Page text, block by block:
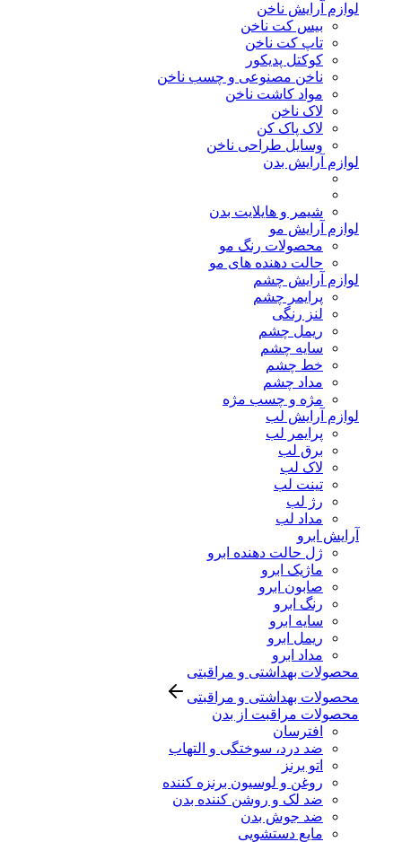
لوازم آرایش ناخن
بیس کت ناخن
تاپ کت ناخن
کوکتل پدیکور
ناخن مصنوعی و چسب ناخن
مواد کاشت ناخن
لاک ناخن
لاک پاک کن
وسایل طراحی ناخن
لوازم آرایش بدن
شیمر و هایلایت بدن
لوازم آرایش مو
محصولات رنگ مو
حالت دهنده های مو
لوازم آرایش چشم
پرایمر چشم
لنز رنگی
ریمل چشم
سایه چشم
خط چشم
مداد چشم
مژه و چسب مژه
لوازم آرایش لب
پرایمر لب
برق لب
لاک لب
تینت لب
رژ لب
مداد لب
آرایش ابرو
ژل حالت دهنده ابرو
ماژیک ابرو
صابون ابرو
رنگ ابرو
سایه ابرو
ریمل ابرو
مداد ابرو
محصولات بهداشتی و مراقبتی
محصولات بهداشتی و مراقبتی
محصولات مراقبت از بدن
افترسان
ضد درد، سوختگی و التهاب
اتو برنز
روغن و لوسیون برنزه کننده
ضد لک و روشن کننده بدن
ضد جوش بدن
مایع دستشویی